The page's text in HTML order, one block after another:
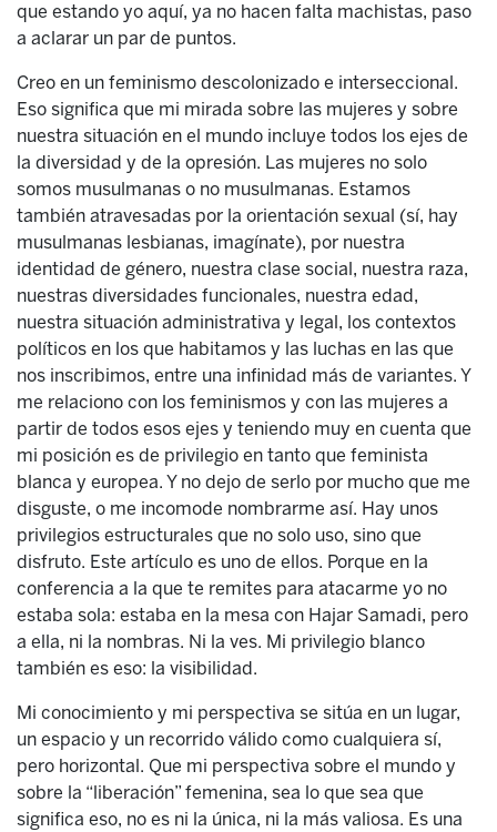
que estando yo aquí, ya no hacen falta machistas, paso
a aclarar un par de puntos.
Creo en un feminismo descolonizado e interseccional.
Eso significa que mi mirada sobre las mujeres y sobre
nuestra situación en el mundo incluye todos los ejes de
la diversidad y de la opresión. Las mujeres no solo
somos musulmanas o no musulmanas. Estamos
también atravesadas por la orientación sexual (sí, hay
musulmanas lesbianas, imagínate), por nuestra
identidad de género, nuestra clase social, nuestra raza,
nuestras diversidades funcionales, nuestra edad,
nuestra situación administrativa y legal, los contextos
políticos en los que habitamos y las luchas en las que
nos inscribimos, entre una infinidad más de variantes. Y
me relaciono con los feminismos y con las mujeres a
partir de todos esos ejes y teniendo muy en cuenta que
mi posición es de privilegio en tanto que feminista
blanca y europea. Y no dejo de serlo por mucho que me
disguste, o me incomode nombrarme así. Hay unos
privilegios estructurales que no solo uso, sino que
disfruto. Este artículo es uno de ellos. Porque en la
conferencia a la que te remites para atacarme yo no
estaba sola: estaba en la mesa con Hajar Samadi, pero
a ella, ni la nombras. Ni la ves. Mi privilegio blanco
también es eso: la visibilidad.
Mi conocimiento y mi perspectiva se sitúa en un lugar,
un espacio y un recorrido válido como cualquiera sí,
pero horizontal. Que mi perspectiva sobre el mundo y
sobre la “liberación” femenina, sea lo que sea que
significa eso, no es ni la única, ni la más valiosa. Es una